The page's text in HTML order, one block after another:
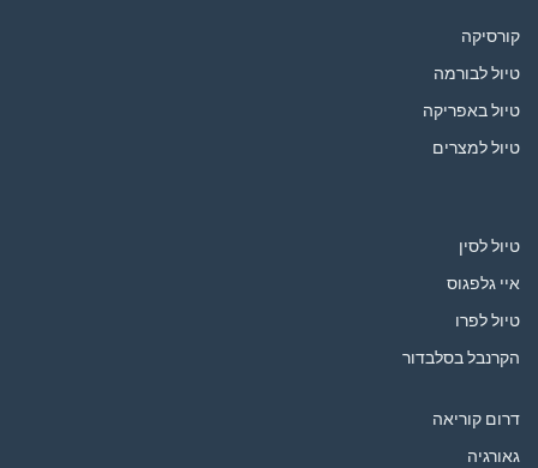
קורסיקה
טיול לבורמה
טיול באפריקה
טיול למצרים
טיול לסין
איי גלפגוס
טיול לפרו
הקרנבל בסלבדור
דרום קוריאה
גאורגיה